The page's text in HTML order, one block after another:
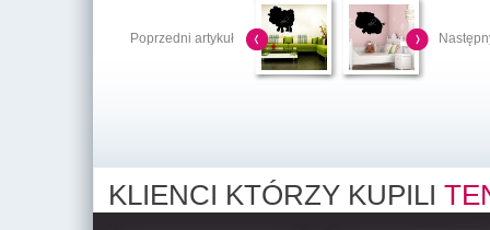
Poprzedni artykuł
KLIENCI KTÓRZY KUPILI